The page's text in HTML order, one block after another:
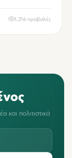
1,216 προβολές
και πολιτιστικά